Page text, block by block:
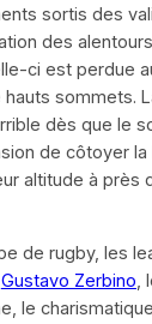
sortis des
des
ci est perdue
sommets.
dès que le
de côtoyer la
altitude à près
de rugby, les
Gustavo Zerbino,
le